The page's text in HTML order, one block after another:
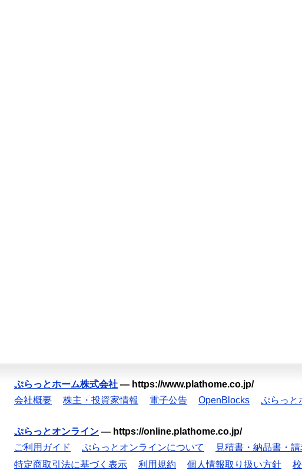
ぷらっとホーム株式会社 — https://www.plathome.co.jp/
会社概要
株主・投資家情報 電子公告 OpenBlocks ぷらっと
ぷらっとオンライン — https://online.plathome.co.jp/
ご利用ガイド
ぷらっとオンラインについて 見積書・納品書・
特定商取引法に基づく表示
利用規約 個人情報取り扱い方針